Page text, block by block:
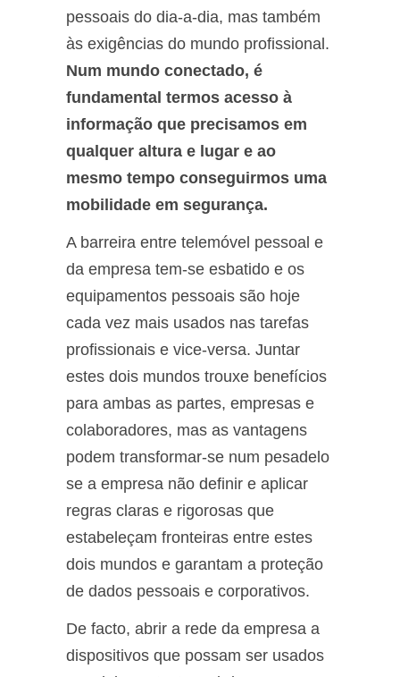
pessoais do dia-a-dia, mas também
às exigências do mundo profissional.
Num mundo conectado, é
fundamental termos acesso à
informação que precisamos em
qualquer altura e lugar e ao
mesmo tempo conseguirmos uma
mobilidade em segurança.
A barreira entre telemóvel pessoal e
da empresa tem-se esbatido e os
equipamentos pessoais são hoje
cada vez mais usados nas tarefas
profissionais e vice-versa. Juntar
estes dois mundos trouxe benefícios
para ambas as partes, empresas e
colaboradores, mas as vantagens
podem transformar-se num pesadelo
se a empresa não definir e aplicar
regras claras e rigorosas que
estabeleçam fronteiras entre estes
dois mundos e garantam a proteção
de dados pessoais e corporativos.
De facto, abrir a rede da empresa a
dispositivos que possam ser usados